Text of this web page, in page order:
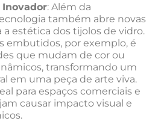
Inovador: Além da
também abre novas
a estética dos tijolos de vidro.
embutidos, por exemplo, é
que mudam de cor ou
transformando um
em uma peça de arte viva.
para espaços comerciais e
causar impacto visual e